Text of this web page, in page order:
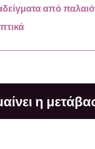
από
η